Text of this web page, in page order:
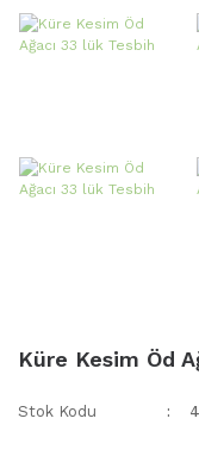
Küre Kesim Öd
Stok Kodu